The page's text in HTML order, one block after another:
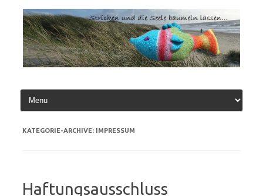
Inhalt
springen
KATEGORIE-ARCHIVE: IMPRESSUM
Haftungsausschluss